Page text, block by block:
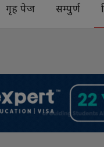
गृह पेज सम्पुर्ण